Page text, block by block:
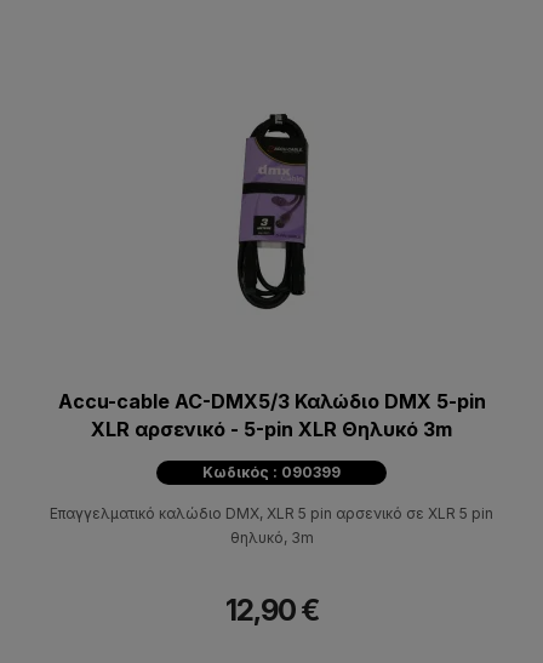
Accu-cable AC-DMX5/3 Καλώδιο DMX 5-pin
XLR αρσενικό - 5-pin XLR Θηλυκό 3m
Κωδικός : 090399
Επαγγελματικό καλώδιο DMX, XLR 5 pin αρσενικό σε XLR 5 pin
θηλυκό, 3m
12,90 €